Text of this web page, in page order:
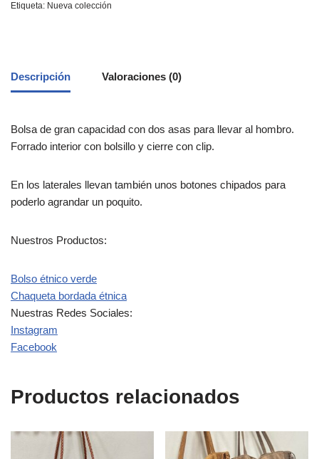
Etiqueta: Nueva colección
Descripción Valoraciones (0)
Bolsa de gran capacidad con dos asas para llevar al hombro.
Forrado interior con bolsillo y cierre con clip.
En los laterales llevan también unos botones chipados para
poderlo agrandar un poquito.
Nuestros Productos:
Bolso étnico verde
Chaqueta bordada étnica
Nuestras Redes Sociales:
Instagram
Facebook
Productos relacionados